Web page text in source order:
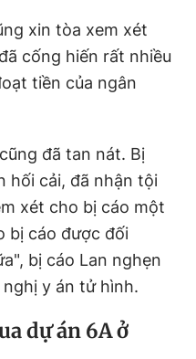
xin tòa xem xét
cống hiến rất nhiều
tiền của ngân
đã tan nát. Bị
hối cải, đã nhận tội
xét cho bị cáo một
bị cáo được đối
bị cáo Lan nghẹn
y án tử hình.
dự án 6A ở